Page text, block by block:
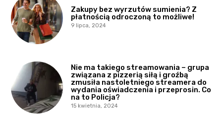
Zakupy bez wyrzutów sumienia? Z
płatnością odroczoną to możliwe!
9 lipca, 2024
Nie ma takiego streamowania – grupa
związana z pizzerią siłą i groźbą
zmusiła nastoletniego streamera do
wydania oświadczenia i przeprosin. Co
na to Policja?
15 kwietnia, 2024